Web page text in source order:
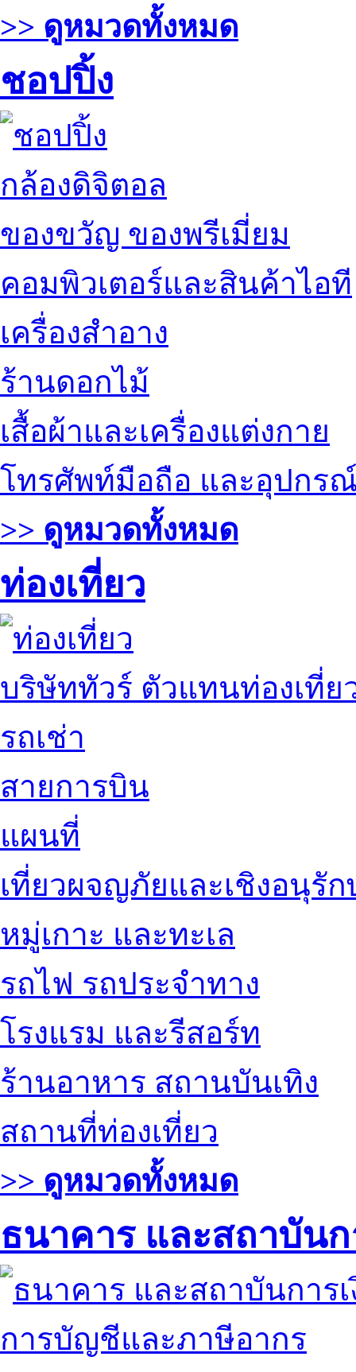
>> ดูหมวดทั้งหมด
ชอปปิ้ง
กล้องดิจิตอล
ของขวัญ ของพรีเมี่ยม
คอมพิวเตอร์และสินค้าไอที
เครื่องสำอาง
ร้านดอกไม้
เสื้อผ้าและเครื่องแต่งกาย
โทรศัพท์มือถือ และอุปกร
>> ดูหมวดทั้งหมด
ท่องเที่ยว
บริษัททัวร์ ตัวแทนท่องเที่ย
รถเช่า
สายการบิน
แผนที่
เที่ยวผจญภัยและเชิงอนุรัก
หมู่เกาะ และทะเล
รถไฟ รถประจำทาง
โรงแรม และรีสอร์ท
ร้านอาหาร สถานบันเทิง
สถานที่ท่องเที่ยว
>> ดูหมวดทั้งหมด
ธนาคาร และสถาบันก
การบัญชีและภาษีอากร